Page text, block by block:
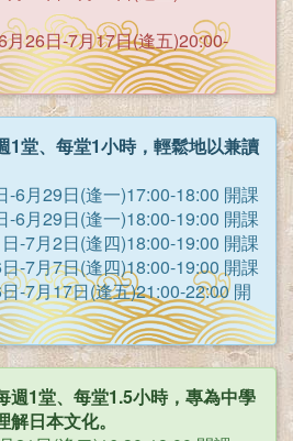
26日-7月17日(逢五)20:00-
1堂、每堂1小時，輕鬆地以兼讀
-6月29日(逢一)17:00-18:00 開課
-6月29日(逢一)18:00-19:00 開課
-7月2日(逢四)18:00-19:00 開課
-7月7日(逢四)18:00-19:00 開課
-7月17日(逢五)21:00-22:00 開
週1堂、每堂1.5小時，專為中學
日本文化。